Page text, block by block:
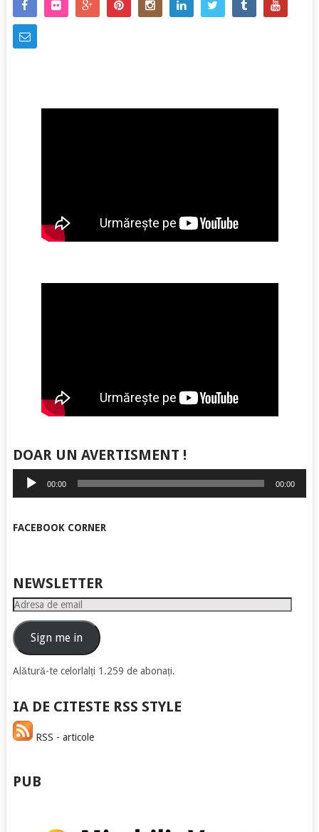
DOAR UN AVERTISMENT !
Player
audio
00:00 00:00
FACEBOOK CORNER
NEWSLETTER
Adresa
emailSign me in
Alătură-te celorlalți 1.259 de abonați.
IA DE CITESTE RSS STYLE
RSS - articole
PUB